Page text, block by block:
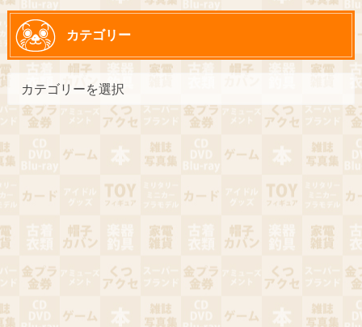
カテゴリー